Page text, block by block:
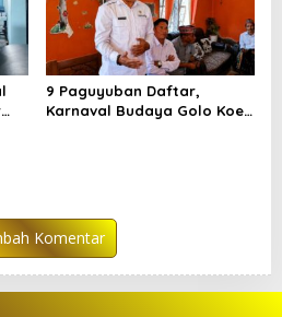
9 Paguyuban Daftar,
Karnaval Budaya Golo Koe
Komentar